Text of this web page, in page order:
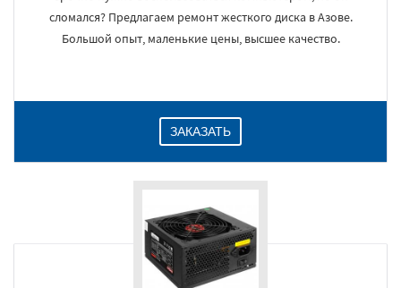
сломался? Предлагаем ремонт жесткого диска в Азове.
Большой опыт, маленькие цены, высшее качество.
ЗАКАЗАТЬ